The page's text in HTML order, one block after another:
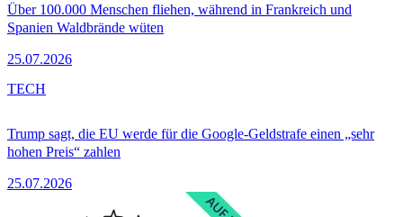
Über 100.000 Menschen fliehen, während in Frankreich und
Spanien Waldbrände wüten
25.07.2026
Trump sagt, die EU werde für die Google-Geldstrafe einen „sehr
hohen Preis“ zahlen
25.07.2026
TECH